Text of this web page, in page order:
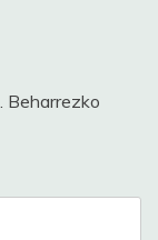
Beharrezko